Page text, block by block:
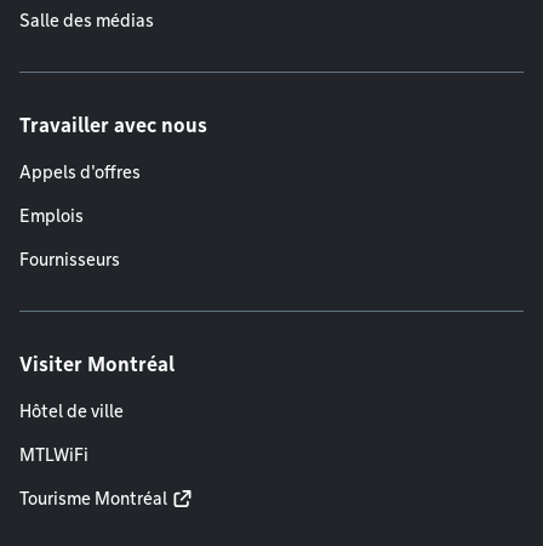
Salle des médias
Travailler avec nous
Appels d'offres
Emplois
Fournisseurs
Visiter Montréal
Hôtel de ville
MTLWiFi
Tourisme Montréal